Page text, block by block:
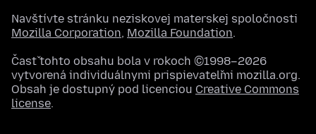
Navštívte stránku neziskovej materskej spoločnosti
Mozilla Corporation, Mozilla Foundation.
Časť tohto obsahu bola v rokoch ©1998–2026
vytvorená individuálnymi prispievateľmi mozilla.org.
Obsah je dostupný pod licenciou Creative Commons
license.